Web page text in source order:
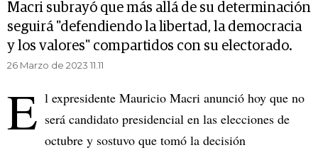
Macri subrayó que más allá de su determinación
seguirá "defendiendo la libertad, la democracia
y los valores" compartidos con su electorado.
26 Marzo de 2023 11.11
E l expresidente Mauricio Macri anunció hoy que no
será candidato presidencial en las elecciones de
octubre y sostuvo que tomó la decisión